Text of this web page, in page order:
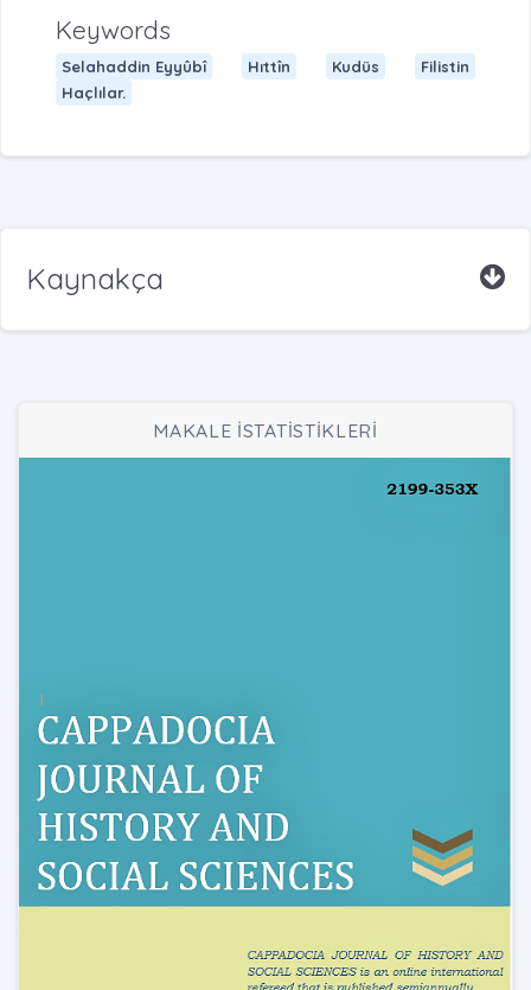
Keywords
Selahaddin Eyyûbî Hıttîn Kudüs
Filistin
Haçlılar.
Kaynakça
MAKALE İSTATİSTİKLERİ